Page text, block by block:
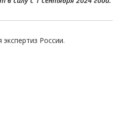
России.